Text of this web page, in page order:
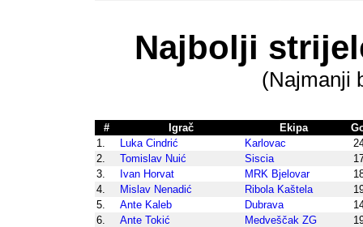
Najbolji
(Najmanji
# Igrač Ekipa
1.
Luka Cindrić Karlovac
2.
Tomislav Nuić Siscia
3.
Ivan Horvat MRK Bjelovar
4.
Mislav Nenadić Ribola Kaštela
5.
Ante Kaleb Dubrava
6.
Ante Tokić Medveščak ZG